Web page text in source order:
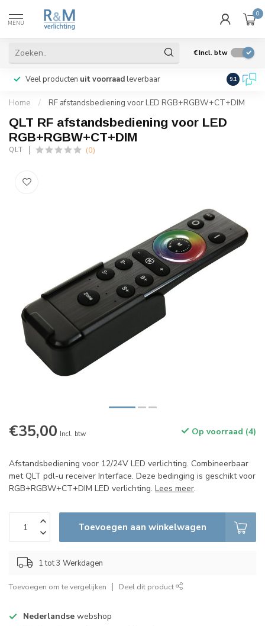
MENU
0
€Incl. btw
Veel producten uit voorraadleverbaar Wij
9.1
Home / RF afstandsbediening voor LED RGB+RGBW+CT+DIM
QLT RF afstandsbediening voor LED
RGB+RGBW+CT+DIM
QLT (0)
€35,00 Incl. btw Op voorraad (4)
Afstandsbediening voor 12/24V LED verlichting. Combineerbaar
met QLT pdl-u receiver Interface. Deze bedinging is geschikt voor
RGB+RGBW+CT+DIM LED verlichting. Lees meer.
Toevoegen aan winkelwagen
1 tot 3 Werkdagen
Toevoegen om te vergelijken Deel dit product
Nederlandse webshop